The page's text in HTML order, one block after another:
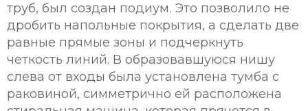
труб, был создан подиум. Это позволило не
дробить напольные покрытия, а сделать две
равные прямые зоны и подчеркнуть
четкость линий. В образовавшуюся нишу
слева от входы была установлена тумба с
раковиной, симметрично ей расположена